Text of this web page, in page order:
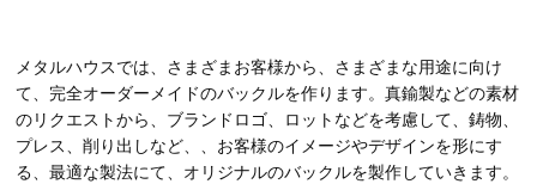
メタルハウスでは、さまざまお客様から、さまざまな用途に向け
て、完全オーダーメイドのバックルを作ります。真鍮製などの素材
のリクエストから、ブランドロゴ、ロットなどを考慮して、鋳物、
プレス、削り出しなど、、お客様のイメージやデザインを形にす
る、最適な製法にて、オリジナルのバックルを製作していきます。